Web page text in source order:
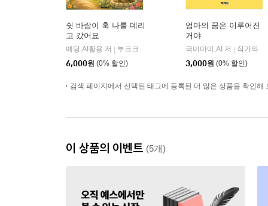
쉿 바람이 훅 나를 데리
고 갔어요
예당,AI활용 저 | 부크크
6,000원 (0% 할인)
엄마의 꿈은 이루어진
거야
극미마미,AI 저 | 작가와
3,000원 (0% 할인)
검색 페이지에서 선택된 태그에 등록된 더 많은 상품을 확인해
이 상품의 이벤트 (5개)